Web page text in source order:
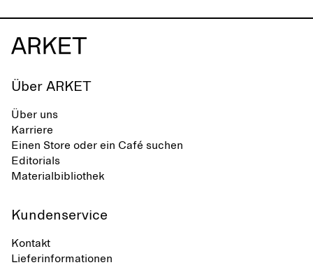
Über ARKET
Über uns
Karriere
Einen Store oder ein Café suchen
Editorials
Materialbibliothek
Kundenservice
Kontakt
Lieferinformationen